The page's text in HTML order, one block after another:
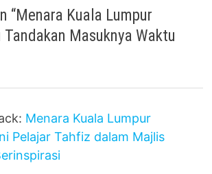
“Menara Kuala Lumpur
Masuknya Waktu
Menara Kuala Lumpur
Pelajar Tahfiz dalam Majlis